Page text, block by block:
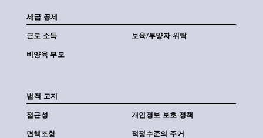
세금 공제
근로 소득 보육/부양자 위탁
비양육 부모
법적 고지
접근성 개인정보 보호 정책
면책조항 적정수준의 주거